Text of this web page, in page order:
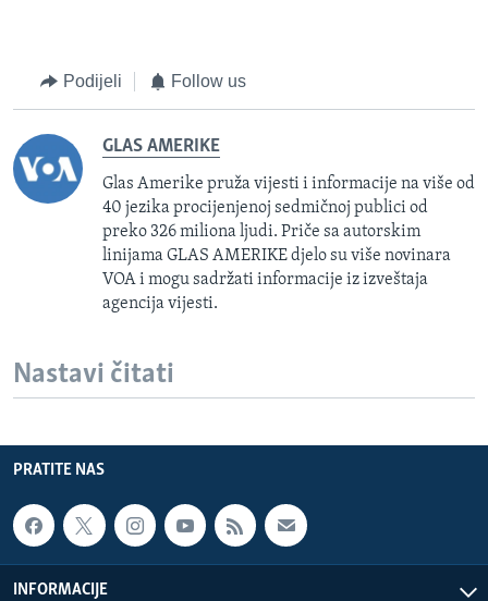
Podijeli Follow us
GLAS AMERIKE
Glas Amerike pruža vijesti i informacije na više od
40 jezika procijenjenoj sedmičnoj publici od
preko 326 miliona ljudi. Priče sa autorskim
linijama GLAS AMERIKE djelo su više novinara
VOA i mogu sadržati informacije iz izveštaja
agencija vijesti.
Nastavi čitati
PRATITE NAS
INFORMACIJE